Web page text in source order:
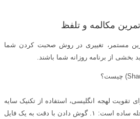
مکالمه و تلفظ
مستمر، تغییری در روش صحبت کردن شما
بخشی از برنامه روزانه شما باشند.
تقویت لهجه انگلیسی، استفاده از تکنیک سایه
است. این روش شامل سه مرحله ساده است: ۱. گوش دادن با دقت به یک فایل